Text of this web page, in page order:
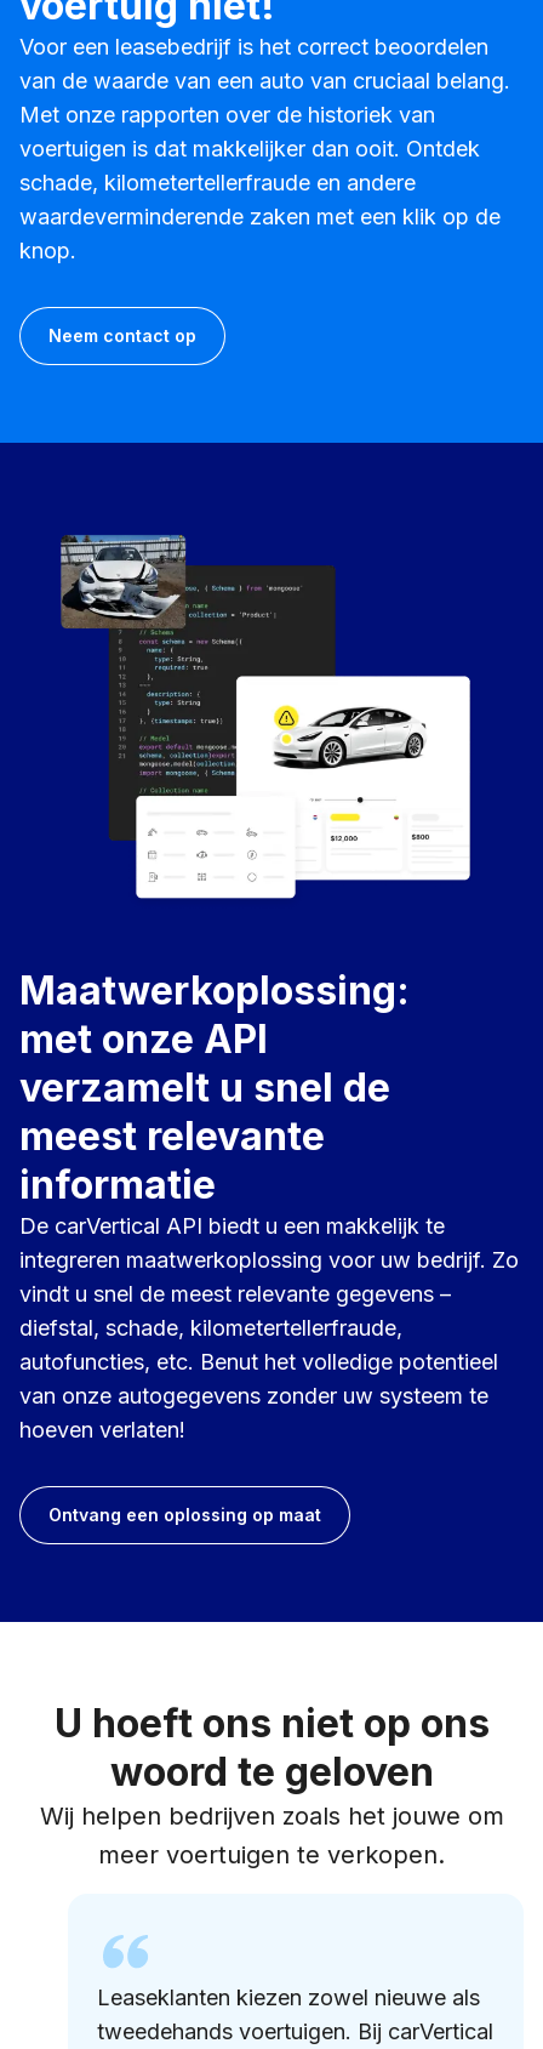
Voor een leasebedrijf is het correct beoordelen
van de waarde van een auto van cruciaal belang.
Met onze rapporten over de historiek van
voertuigen is dat makkelijker dan ooit. Ontdek
schade, kilometertellerfraude en andere
waardeverminderende zaken met een klik op de
knop.
Neem contact op
Maatwerkoplossing:
met onze API
verzamelt u snel de
meest relevante
informatie
De carVertical API biedt u een makkelijk te
integreren maatwerkoplossing voor uw bedrijf. Zo
vindt u snel de meest relevante gegevens –
diefstal, schade, kilometertellerfraude,
autofuncties, etc. Benut het volledige potentieel
van onze autogegevens zonder uw systeem te
hoeven verlaten!
Ontvang een oplossing op maat
U hoeft ons niet op ons
woord te geloven
Wij helpen bedrijven zoals het jouwe om
meer voertuigen te verkopen.
Leaseklanten kiezen zowel nieuwe als
tweedehands voertuigen. Bij carVertical